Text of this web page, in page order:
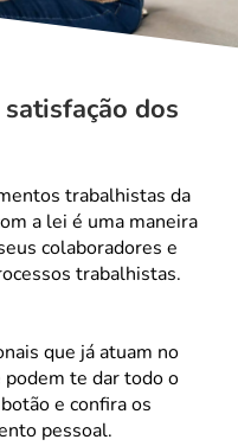
dos
trabalhistas da
a lei é uma maneira
colaboradores e
trabalhistas.
que já atuam no
podem te dar todo o
e confira os
pessoal.